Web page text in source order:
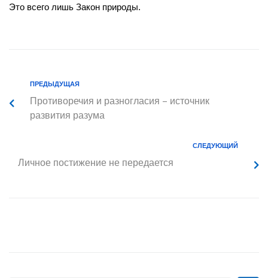
Это всего лишь Закон природы.
ПРЕДЫДУЩАЯ
Противоречия и разногласия – источник
развития разума
СЛЕДУЮЩИЙ
Личное постижение не передается